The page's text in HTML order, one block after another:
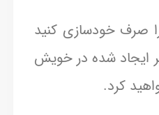
۱۵ دقیقه را صرف خودسازی کنید
ایجاد شده در خویش
کرد.